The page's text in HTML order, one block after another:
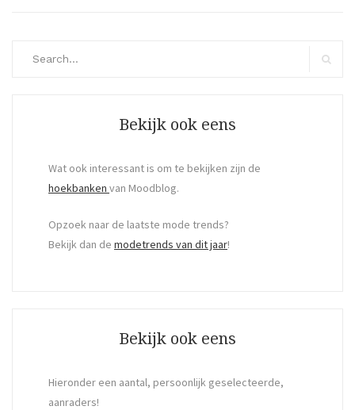
Bekijk ook eens
Wat ook interessant is om te bekijken zijn de
hoekbanken van Moodblog.
Opzoek naar de laatste mode trends?
Bekijk dan de modetrends van dit jaar!
Bekijk ook eens
Hieronder een aantal, persoonlijk geselecteerde,
aanraders!